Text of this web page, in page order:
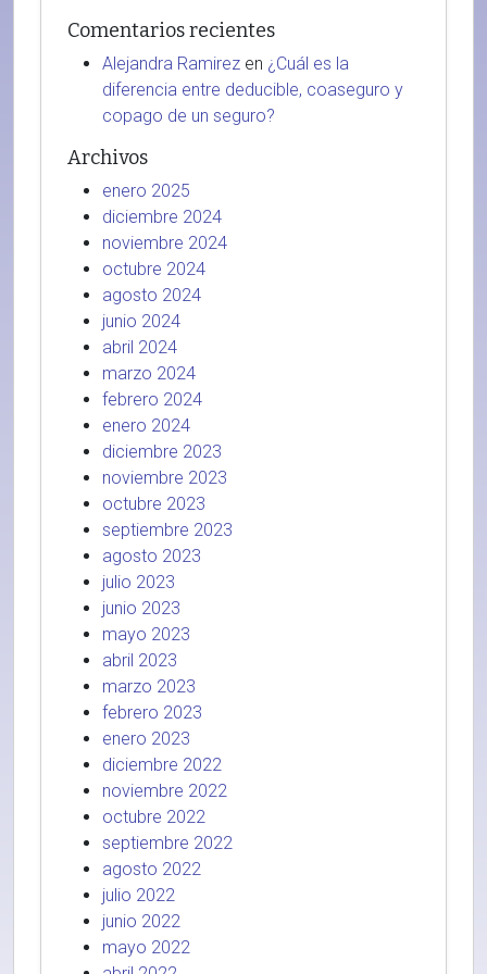
Comentarios recientes
Alejandra Ramirez en ¿Cuál es la
diferencia entre deducible, coaseguro y
copago de un seguro?
Archivos
enero 2025
diciembre 2024
noviembre 2024
octubre 2024
agosto 2024
junio 2024
abril 2024
marzo 2024
febrero 2024
enero 2024
diciembre 2023
noviembre 2023
octubre 2023
septiembre 2023
agosto 2023
julio 2023
junio 2023
mayo 2023
abril 2023
marzo 2023
febrero 2023
enero 2023
diciembre 2022
noviembre 2022
octubre 2022
septiembre 2022
agosto 2022
julio 2022
junio 2022
mayo 2022